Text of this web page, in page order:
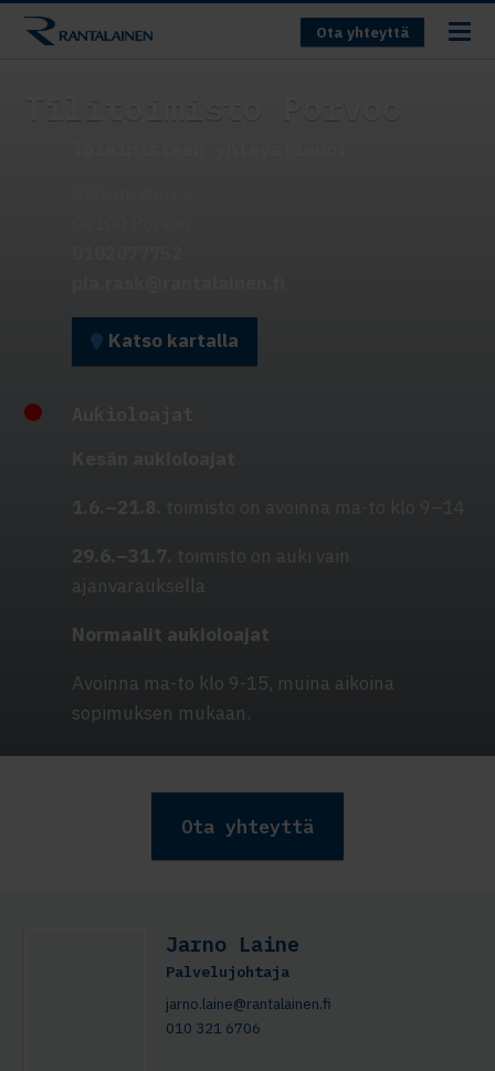
Ota yhteyttä
Katso kartalla
29.6.–31.7. toimisto on auki vain
ajanvarauksella
Normaalit aukioloajat
Avoinna ma-to klo 9-15, muina aikoina
sopimuksen mukaan.
Ota yhteyttä
Jarno Laine
Palvelujohtaja
jarno.laine@rantalainen.fi
010 321 6706